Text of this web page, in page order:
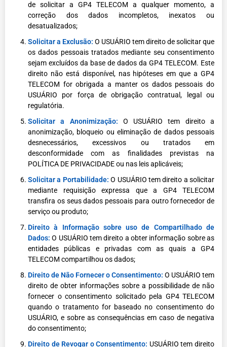
de solicitar a GP4 TELECOM a qualquer momento, a
correção dos dados incompletos, inexatos ou
desatualizados;
Solicitar a Exclusão: O USUÁRIO tem direito de solicitar que
os dados pessoais tratados mediante seu consentimento
sejam excluídos da base de dados da GP4 TELECOM. Este
direito não está disponível, nas hipóteses em que a GP4
TELECOM for obrigada a manter os dados pessoais do
USUÁRIO por força de obrigação contratual, legal ou
regulatória.
Solicitar a Anonimização: O USUÁRIO tem direito a
anonimização, bloqueio ou eliminação de dados pessoais
desnecessários, excessivos ou tratados em
desconformidade com as finalidades previstas na
POLÍTICA DE PRIVACIDADE ou nas leis aplicáveis;
Solicitar a Portabilidade: O USUÁRIO tem direito a solicitar
mediante requisição expressa que a GP4 TELECOM
transfira os seus dados pessoais para outro fornecedor de
serviço ou produto;
Direito à Informação sobre uso de Compartilhado de
Dados: O USUÁRIO tem direito a obter informação sobre as
entidades públicas e privadas com as quais a GP4
TELECOM compartilhou os dados;
Direito de Não Fornecer o Consentimento: O USUÁRIO tem
direito de obter informações sobre a possibilidade de não
fornecer o consentimento solicitado pela GP4 TELECOM
quando o tratamento for baseado no consentimento do
USUÁRIO, e sobre as consequências em caso de negativa
do consentimento;
Direito de Revogar o Consentimento: USUÁRIO tem direito